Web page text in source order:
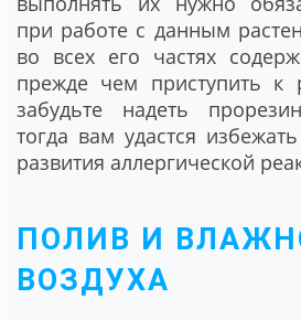
при работе с данным
во всех его частях
прежде чем приступить
забудьте надеть
тогда вам удастся
развития аллергической
ПОЛИВ И
ВОЗДУХА